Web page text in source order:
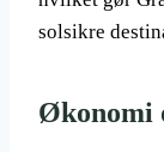
solsikre
Økonomi